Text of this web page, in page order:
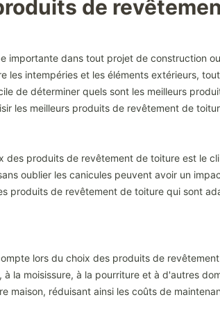
de
dans tout projet de construction
intempéries et les éléments extérieurs,
de déterminer quels sont les meilleurs
les meilleurs produits de revêtement de
produits de revêtement de toiture est le
oublier les canicules peuvent avoir un
produits de revêtement de toiture qui sont
lors du choix des produits de
la moisissure, à la pourriture et à d'autres
réduisant ainsi les coûts de